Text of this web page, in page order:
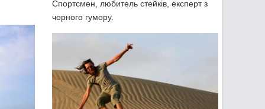
Спортсмен, любитель стейків, експерт з
чорного гумору.